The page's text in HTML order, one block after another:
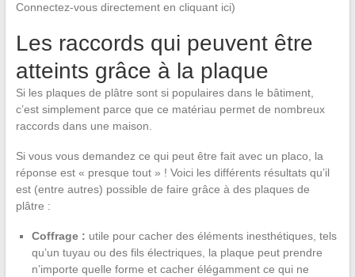
Connectez-vous directement en cliquant ici)
Les raccords qui peuvent être
atteints grâce à la plaque
Si les plaques de plâtre sont si populaires dans le bâtiment,
c’est simplement parce que ce matériau permet de nombreux
raccords dans une maison.
Si vous vous demandez ce qui peut être fait avec un placo, la
réponse est « presque tout » ! Voici les différents résultats qu’il
est (entre autres) possible de faire grâce à des plaques de
plâtre :
Coffrage : utile pour cacher des éléments inesthétiques, tels
qu’un tuyau ou des fils électriques, la plaque peut prendre
n’importe quelle forme et cacher élégamment ce qui ne